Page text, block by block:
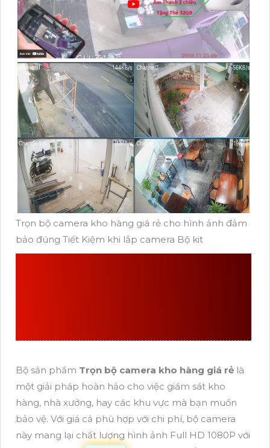
Trọn bộ camera kho hàng giá rẻ cho hình ảnh đảm
bảo đúng Tiết Kiệm khi lắp camera Bộ kit
Bộ sản phẩm Trọn bộ camera kho hàng giá rẻ là
một giải pháp hoàn hảo cho việc giám sát kho
hàng, nhà xưởng, hay các khu vực mà bạn muốn
bảo vệ. Với giá cả phù hợp với chi phí, bộ camera
này mang lại chất lượng hình ảnh Full HD 1080P với